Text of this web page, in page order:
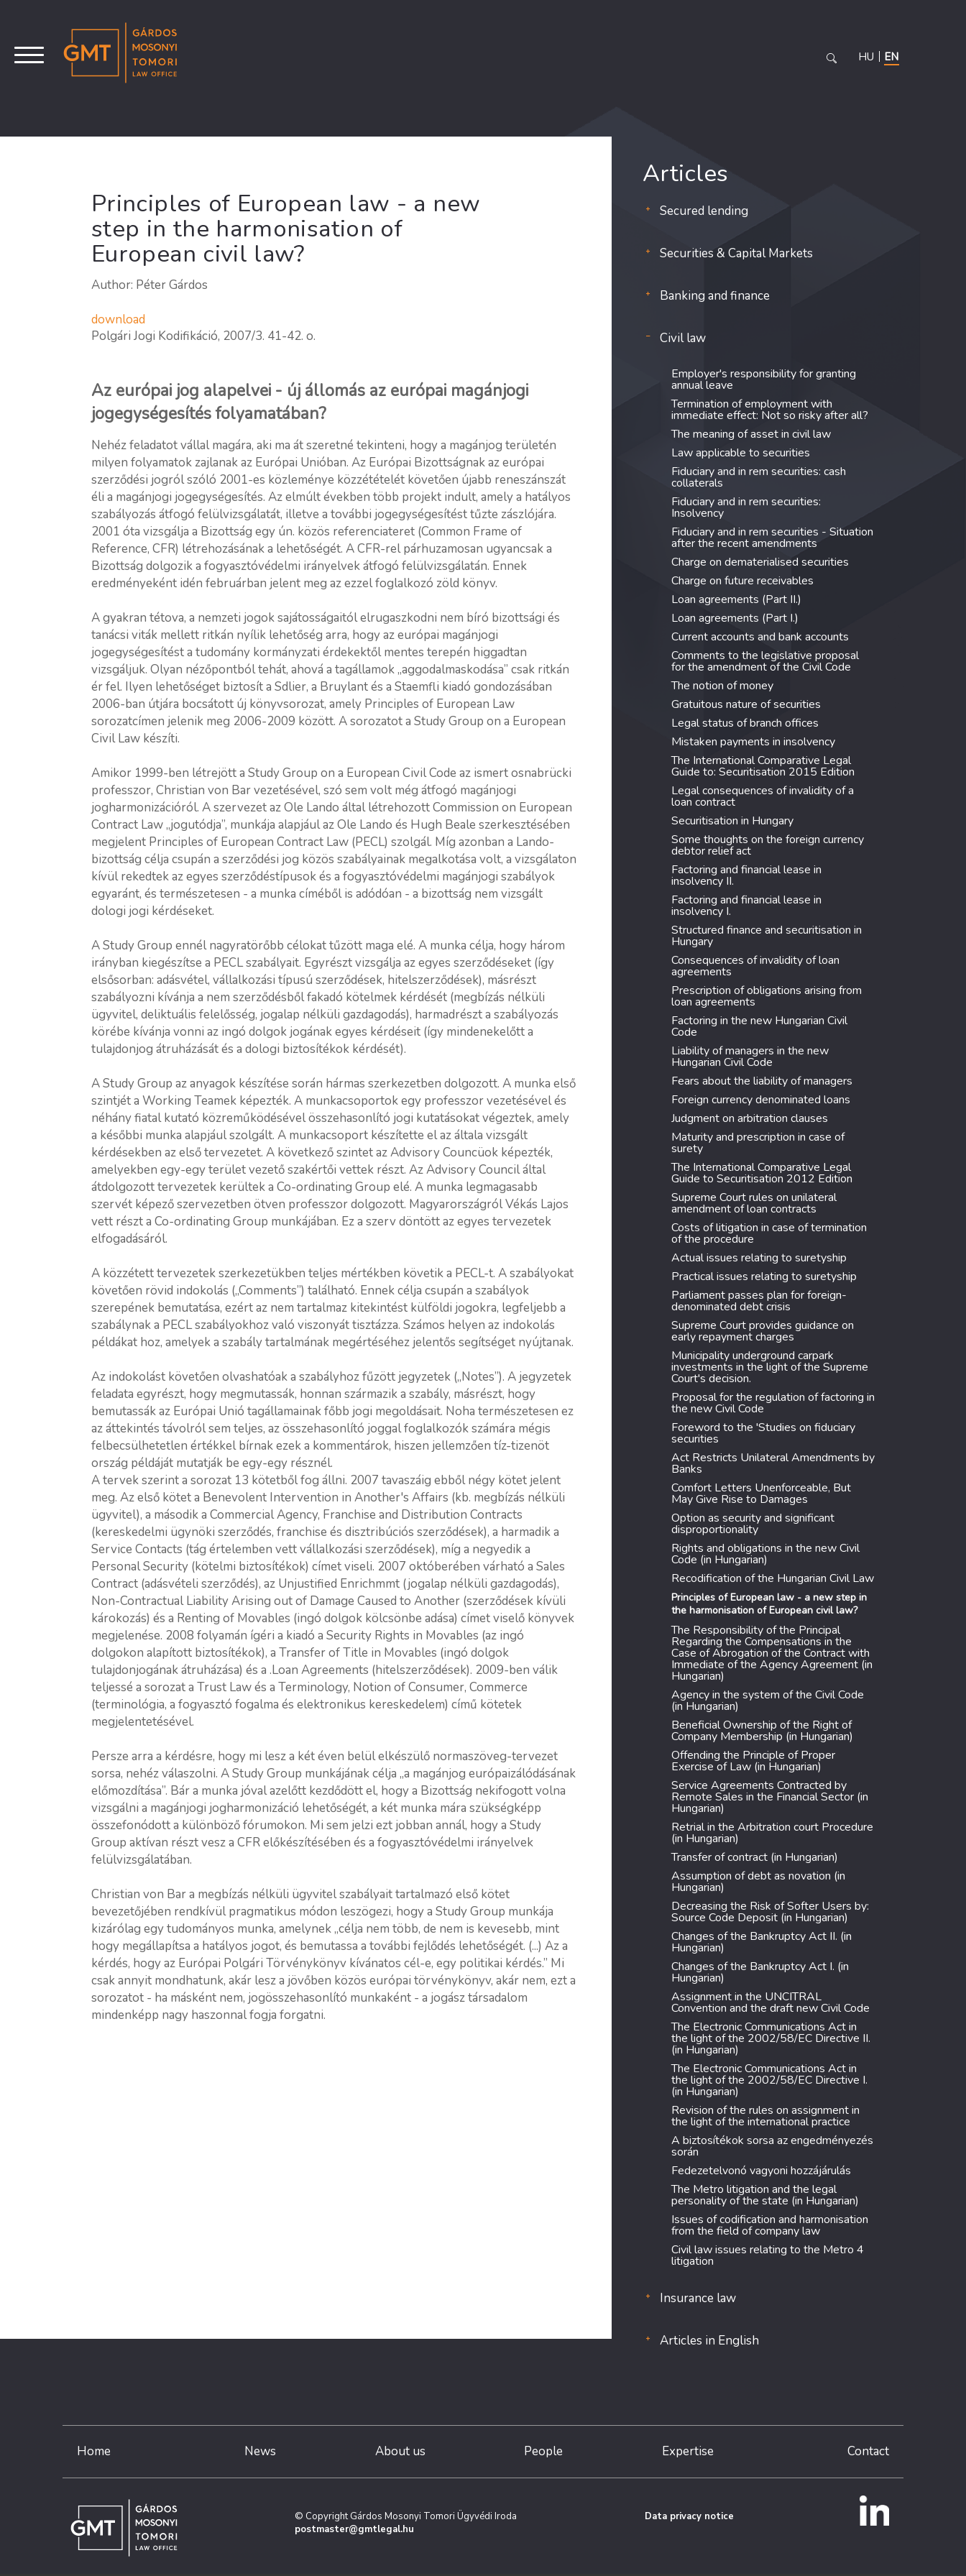
HU EN
Principles of European law - a new
step in the harmonisation of
European civil law?
Author: Péter Gárdos
download
Polgári Jogi Kodifikáció, 2007/3. 41-42. o.
Az európai jog alapelvei - új állomás az európai magánjogi
jogegységesítés folyamatában?
Nehéz feladatot vállal magára, aki ma át szeretné tekinteni, hogy a magánjog területén
milyen folyamatok zajlanak az Európai Unióban. Az Európai Bizottságnak az európai
szerződési jogról szóló 2001-es közleménye közzétételét követően újabb reneszánszát
éli a magánjogi jogegységesítés. Az elmúlt években több projekt indult, amely a hatályos
szabályozás átfogó felülvizsgálatát, illetve a további jogegységesítést tűzte zászlójára.
2001 óta vizsgálja a Bizottság egy ún. közös referenciateret (Common Frame of
Reference, CFR) létrehozásának a lehetőségét. A CFR-rel párhuzamosan ugyancsak a
Bizottság dolgozik a fogyasztóvédelmi irányelvek átfogó felülvizsgálatán. Ennek
eredményeként idén februárban jelent meg az ezzel foglalkozó zöld könyv.
A gyakran tétova, a nemzeti jogok sajátosságaitól elrugaszkodni nem bíró bizottsági és
tanácsi viták mellett ritkán nyílik lehetőség arra, hogy az európai magánjogi
jogegységesítést a tudomány kormányzati érdekektől mentes terepén higgadtan
vizsgáljuk. Olyan nézőpontból tehát, ahová a tagállamok „aggodalmaskodása” csak ritkán
ér fel. Ilyen lehetőséget biztosít a Sdlier, a Bruylant és a Staemfli kiadó gondozásában
2006-ban útjára bocsátott új könyvsorozat, amely Principles of European Law
sorozatcímen jelenik meg 2006-2009 között. A sorozatot a Study Group on a European
Civil Law készíti.
Amikor 1999-ben létrejött a Study Group on a European Civil Code az ismert osnabrücki
professzor, Christian von Bar vezetésével, szó sem volt még átfogó magánjogi
jogharmonizációról. A szervezet az Ole Lando által létrehozott Commission on European
Contract Law „jogutódja”, munkája alapjául az Ole Lando és Hugh Beale szerkesztésében
megjelent Principles of European Contract Law (PECL) szolgál. Míg azonban a Lando-
bizottság célja csupán a szerződési jog közös szabályainak megalkotása volt, a vizsgálaton
kívül rekedtek az egyes szerződéstípusok és a fogyasztóvédelmi magánjogi szabályok
egyaránt, és természetesen - a munka címéből is adódóan - a bizottság nem vizsgált
dologi jogi kérdéseket.
A Study Group ennél nagyratörőbb célokat tűzött maga elé. A munka célja, hogy három
irányban kiegészítse a PECL szabályait. Egyrészt vizsgálja az egyes szerződéseket (így
elsősorban: adásvétel, vállalkozási típusú szerződések, hitelszerződések), másrészt
szabályozni kívánja a nem szerződésből fakadó kötelmek kérdését (megbízás nélküli
ügyvitel, deliktuális felelősség, jogalap nélküli gazdagodás), harmadrészt a szabályozás
körébe kívánja vonni az ingó dolgok jogának egyes kérdéseit (így mindenekelőtt a
tulajdonjog átruházását és a dologi biztosítékok kérdését).
A Study Group az anyagok készítése során hármas szerkezetben dolgozott. A munka első
szintjét a Working Teamek képezték. A munkacsoportok egy professzor vezetésével és
néhány fiatal kutató közreműködésével összehasonlító jogi kutatásokat végeztek, amely
a későbbi munka alapjául szolgált. A munkacsoport készítette el az általa vizsgált
kérdésekben az első tervezetet. A következő szintet az Advisory Councüok képezték,
amelyekben egy-egy terület vezető szakértői vettek részt. Az Advisory Council által
átdolgozott tervezetek kerültek a Co-ordinating Group elé. A munka legmagasabb
szervét képező szervezetben ötven professzor dolgozott. Magyarországról Vékás Lajos
vett részt a Co-ordinating Group munkájában. Ez a szerv döntött az egyes tervezetek
elfogadásáról.
A közzétett tervezetek szerkezetükben teljes mértékben követik a PECL-t. A szabályokat
követően rövid indokolás („Comments”) található. Ennek célja csupán a szabályok
szerepének bemutatása, ezért az nem tartalmaz kitekintést külföldi jogokra, legfeljebb a
szabálynak a PECL szabályokhoz való viszonyát tisztázza. Számos helyen az indokolás
példákat hoz, amelyek a szabály tartalmának megértéséhez jelentős segítséget nyújtanak.
Az indokolást követően olvashatóak a szabályhoz fűzött jegyzetek („Notes”). A jegyzetek
feladata egyrészt, hogy megmutassák, honnan származik a szabály, másrészt, hogy
bemutassák az Európai Unió tagállamainak főbb jogi megoldásait. Noha természetesen ez
az áttekintés távolról sem teljes, az összehasonlító joggal foglalkozók számára mégis
felbecsülhetetlen értékkel bírnak ezek a kommentárok, hiszen jellemzően tíz-tizenöt
ország példáját mutatják be egy-egy résznél.
A tervek szerint a sorozat 13 kötetből fog állni. 2007 tavaszáig ebből négy kötet jelent
meg. Az első kötet a Benevolent Intervention in Another's Affairs (kb. megbízás nélküli
ügyvitel), a második a Commercial Agency, Franchise and Distribution Contracts
(kereskedelmi ügynöki szerződés, franchise és disztribúciós szerződések), a harmadik a
Service Contacts (tág értelemben vett vállalkozási szerződések), míg a negyedik a
Personal Security (kötelmi biztosítékok) címet viseli. 2007 októberében várható a Sales
Contract (adásvételi szerződés), az Unjustified Enrichmmt (jogalap nélküli gazdagodás),
Non-Contractual Liability Arising out of Damage Caused to Another (szerződések kívüli
károkozás) és a Renting of Movables (ingó dolgok kölcsönbe adása) címet viselő könyvek
megjelenése. 2008 folyamán ígéri a kiadó a Security Rights in Movables (az ingó
dolgokon alapított biztosítékok), a Transfer of Title in Movables (ingó dolgok
tulajdonjogának átruházása) és a .Loan Agreements (hitelszerződések). 2009-ben válik
teljessé a sorozat a Trust Law és a Terminology, Notion of Consumer, Commerce
(terminológia, a fogyasztó fogalma és elektronikus kereskedelem) című kötetek
megjelentetésével.
Persze arra a kérdésre, hogy mi lesz a két éven belül elkészülő normaszöveg-tervezet
sorsa, nehéz válaszolni. A Study Group munkájának célja „a magánjog európaizálódásának
előmozdítása”. Bár a munka jóval azelőtt kezdődött el, hogy a Bizottság nekifogott volna
vizsgálni a magánjogi jogharmonizáció lehetőségét, a két munka mára szükségképp
összefonódott a különböző fórumokon. Mi sem jelzi ezt jobban annál, hogy a Study
Group aktívan részt vesz a CFR előkészítésében és a fogyasztóvédelmi irányelvek
felülvizsgálatában.
Christian von Bar a megbízás nélküli ügyvitel szabályait tartalmazó első kötet
bevezetőjében rendkívül pragmatikus módon leszögezi, hogy a Study Group munkája
kizárólag egy tudományos munka, amelynek „célja nem több, de nem is kevesebb, mint
hogy megállapítsa a hatályos jogot, és bemutassa a további fejlődés lehetőségét. (...) Az a
kérdés, hogy az Európai Polgári Törvénykönyv kívánatos cél-e, egy politikai kérdés.” Mi
csak annyit mondhatunk, akár lesz a jövőben közös európai törvénykönyv, akár nem, ezt a
sorozatot - ha másként nem, jogösszehasonlító munkaként - a jogász társadalom
mindenképp nagy haszonnal fogja forgatni.
Articles
Secured lending
Securities & Capital Markets
Banking and finance
Civil law
Employer's responsibility for granting
annual leave
Termination of employment with
immediate effect: Not so risky after all?
The meaning of asset in civil law
Law applicable to securities
Fiduciary and in rem securities: cash
collaterals
Fiduciary and in rem securities:
Insolvency
Fiduciary and in rem securities - Situation
after the recent amendments
Charge on dematerialised securities
Charge on future receivables
Loan agreements (Part II.)
Loan agreements (Part I.)
Current accounts and bank accounts
Comments to the legislative proposal
for the amendment of the Civil Code
The notion of money
Gratuitous nature of securities
Legal status of branch offices
Mistaken payments in insolvency
The International Comparative Legal
Guide to: Securitisation 2015 Edition
Legal consequences of invalidity of a
loan contract
Securitisation in Hungary
Some thoughts on the foreign currency
debtor relief act
Factoring and financial lease in
insolvency II.
Factoring and financial lease in
insolvency I.
Structured finance and securitisation in
Hungary
Consequences of invalidity of loan
agreements
Prescription of obligations arising from
loan agreements
Factoring in the new Hungarian Civil
Code
Liability of managers in the new
Hungarian Civil Code
Fears about the liability of managers
Foreign currency denominated loans
Judgment on arbitration clauses
Maturity and prescription in case of
surety
The International Comparative Legal
Guide to Securitisation 2012 Edition
Supreme Court rules on unilateral
amendment of loan contracts
Costs of litigation in case of termination
of the procedure
Actual issues relating to suretyship
Practical issues relating to suretyship
Parliament passes plan for foreign-
denominated debt crisis
Supreme Court provides guidance on
early repayment charges
Municipality underground carpark
investments in the light of the Supreme
Court's decision.
Proposal for the regulation of factoring in
the new Civil Code
Foreword to the 'Studies on fiduciary
securities
Act Restricts Unilateral Amendments by
Banks
Comfort Letters Unenforceable, But
May Give Rise to Damages
Option as security and significant
disproportionality
Rights and obligations in the new Civil
Code (in Hungarian)
Recodification of the Hungarian Civil Law
Principles of European law - a new step in
the harmonisation of European civil law?
The Responsibility of the Principal
Regarding the Compensations in the
Case of Abrogation of the Contract with
Immediate of the Agency Agreement (in
Hungarian)
Agency in the system of the Civil Code
(in Hungarian)
Beneficial Ownership of the Right of
Company Membership (in Hungarian)
Offending the Principle of Proper
Exercise of Law (in Hungarian)
Service Agreements Contracted by
Remote Sales in the Financial Sector (in
Hungarian)
Retrial in the Arbitration court Procedure
(in Hungarian)
Transfer of contract (in Hungarian)
Assumption of debt as novation (in
Hungarian)
Decreasing the Risk of Softer Users by:
Source Code Deposit (in Hungarian)
Changes of the Bankruptcy Act II. (in
Hungarian)
Changes of the Bankruptcy Act I. (in
Hungarian)
Assignment in the UNCITRAL
Convention and the draft new Civil Code
The Electronic Communications Act in
the light of the 2002/58/EC Directive II.
(in Hungarian)
The Electronic Communications Act in
the light of the 2002/58/EC Directive I.
(in Hungarian)
Revision of the rules on assignment in
the light of the international practice
A biztosítékok sorsa az engedményezés
során
Fedezetelvonó vagyoni hozzájárulás
The Metro litigation and the legal
personality of the state (in Hungarian)
Issues of codification and harmonisation
from the field of company law
Civil law issues relating to the Metro 4
litigation
Insurance law
Articles in English
Home News About us People Expertise Contact
© Copyright Gárdos Mosonyi Tomori Ügyvédi Iroda
postmaster@gmtlegal.hu
Data privacy notice